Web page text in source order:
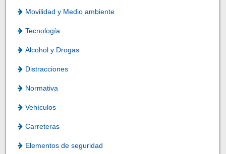
Movilidad y Medio ambiente
Tecnología
Alcohol y Drogas
Distracciones
Normativa
Vehículos
Carreteras
Elementos de seguridad